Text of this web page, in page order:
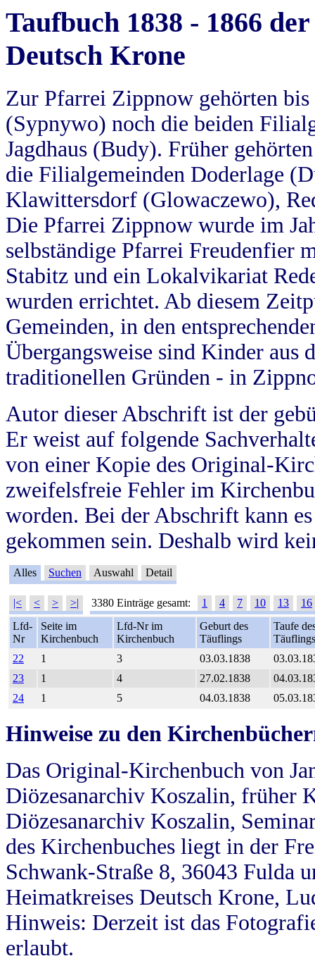
Taufbuch 1838 - 1866
Deutsch Krone
Zur Pfarrei Zippnow gehörten
(Sypnywo) noch die beiden
Jagdhaus (Budy). Früher
die Filialgemeinden Doderlage
Klawittersdorf (Glowaczewo),
Die Pfarrei Zippnow wurde im
selbständige Pfarrei Freudenfier
Stabitz und ein Lokalvikariat
wurden errichtet. Ab diesem
Gemeinden, in den
Übergangsweise sind Kinder aus
traditionellen Gründen - in
Autor dieser Abschrift ist der
Er weist auf folgende
von einer Kopie des Original-
zweifelsfreie Fehler im
worden. Bei der Abschrift kann
gekommen sein. Deshalb wird
Alles Suchen Auswahl Detail
|< < > >| 3380 Einträge gesamt: 1 4 7 10 13
16
Lfd-
Nr
Seite im
Kirchenbuch
Lfd-Nr im
Kirchenbuch
Geburt des
Täuflings
Taufe
Täuflings
22
1 3 03.03.1838
23
1 4 27.02.1838
24
1 5 04.03.1838
Hinweise zu den
Das Original-Kirchenbuch von
Diözesanarchiv Koszalin, früher
Diözesanarchiv Koszalin,
des Kirchenbuches liegt in der
Schwank-Straße 8, 36043 Fulda
Heimatkreises Deutsch Krone,
Hinweis: Derzeit ist das
erlaubt.